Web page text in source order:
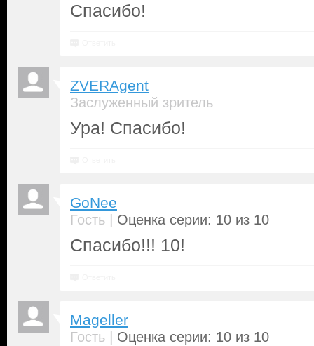
Спасибо!
ZVERAgent
Заслуженный зритель
Ура! Спасибо!
GoNee
Гость | Оценка серии: 10 из 10
Спасибо!!! 10!
Mageller
Гость | Оценка серии: 10 из 10